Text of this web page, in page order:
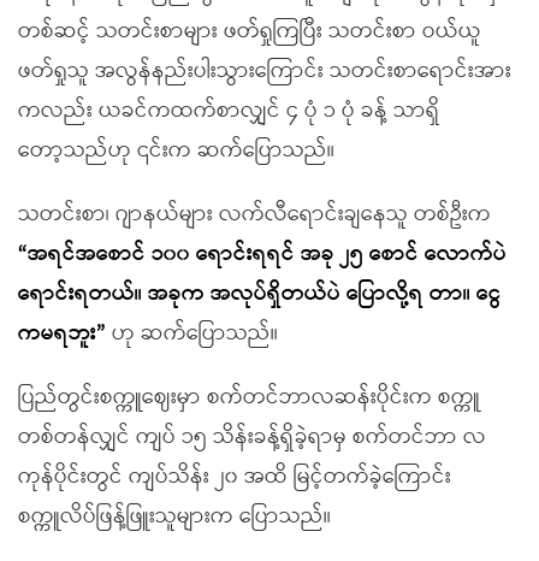
တစ်ဆင့် သတင်းစာများ ဖတ်ရှုကြပြီး သတင်းစာ ဝယ်ယူ
ဖတ်ရှုသူ အလွန်နည်းပါးသွားကြောင်း သတင်းစာရောင်းအား
ကလည်း ယခင်ကထက်စာလျှင် ၄ ပုံ ၁ ပုံ ခန့် သာရှိ
တော့သည်ဟု ၎င်းက ဆက်ပြောသည်။
သတင်းစာ၊ ဂျာနယ်များ လက်လီရောင်းချနေသူ တစ်ဦးက
“အရင်အစောင် ၁၀၀ ရောင်းရရင် အခု ၂၅ စောင် လောက်ပဲ
ရောင်းရတယ်။ အခုက အလုပ်ရှိတယ်ပဲ ပြောလို့ရ တာ။ ငွေ
ကမရဘူး” ဟု ဆက်ပြောသည်။
ပြည်တွင်းစက္ကူဈေးမှာ စက်တင်ဘာလဆန်းပိုင်းက စက္ကူ
တစ်တန်လျှင် ကျပ် ၁၅ သိန်းခန့်ရှိခဲ့ရာမှ စက်တင်ဘာ လ
ကုန်ပိုင်းတွင် ကျပ်သိန်း ၂၀ အထိ မြင့်တက်ခဲ့ကြောင်း
စက္ကူလိပ်ဖြန့်ဖြူးသူများက ပြောသည်။